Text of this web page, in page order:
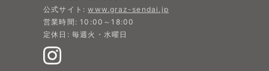
公式サイト:www.graz-sendai.jp
営業時間: 10:00～18:00
定休日: 毎週火・水曜日